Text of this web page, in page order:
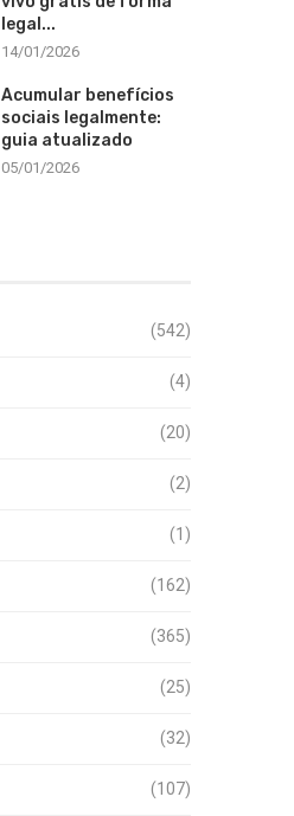
legal...
14/01/2026
Acumular benefícios
sociais legalmente:
guia atualizado
05/01/2026
(542)
(4)
(20)
(2)
(1)
(162)
(365)
(25)
(32)
(107)